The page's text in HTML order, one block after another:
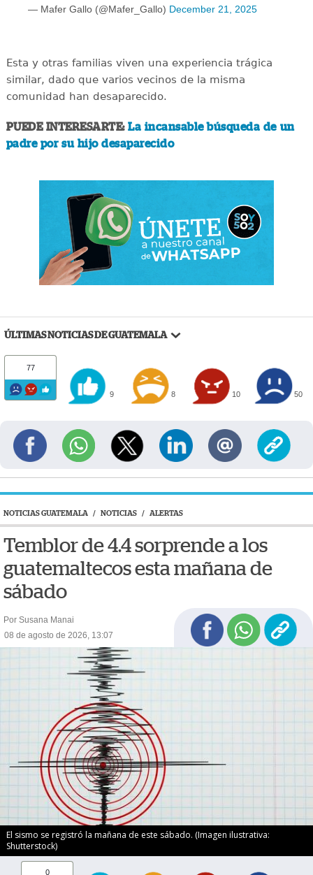
— Mafer Gallo (@Mafer_Gallo) December 21, 2025
Esta y otras familias viven una experiencia trágica
similar, dado que varios vecinos de la misma
comunidad han desaparecido.
PUEDE INTERESARTE:La incansable búsqueda de un
padre por su hijo desaparecido
ÚLTIMAS NOTICIAS DE GUATEMALA
77
9 8 10 50
NOTICIAS GUATEMALA / NOTICIAS / ALERTAS
Temblor de 4.4 sorprende a los
guatemaltecos esta mañana de
sábado
Por Susana Manai
08 de agosto de 2026, 13:07
El sismo se registró la mañana de este sábado. (Imagen ilustrativa:
Shutterstock)
0